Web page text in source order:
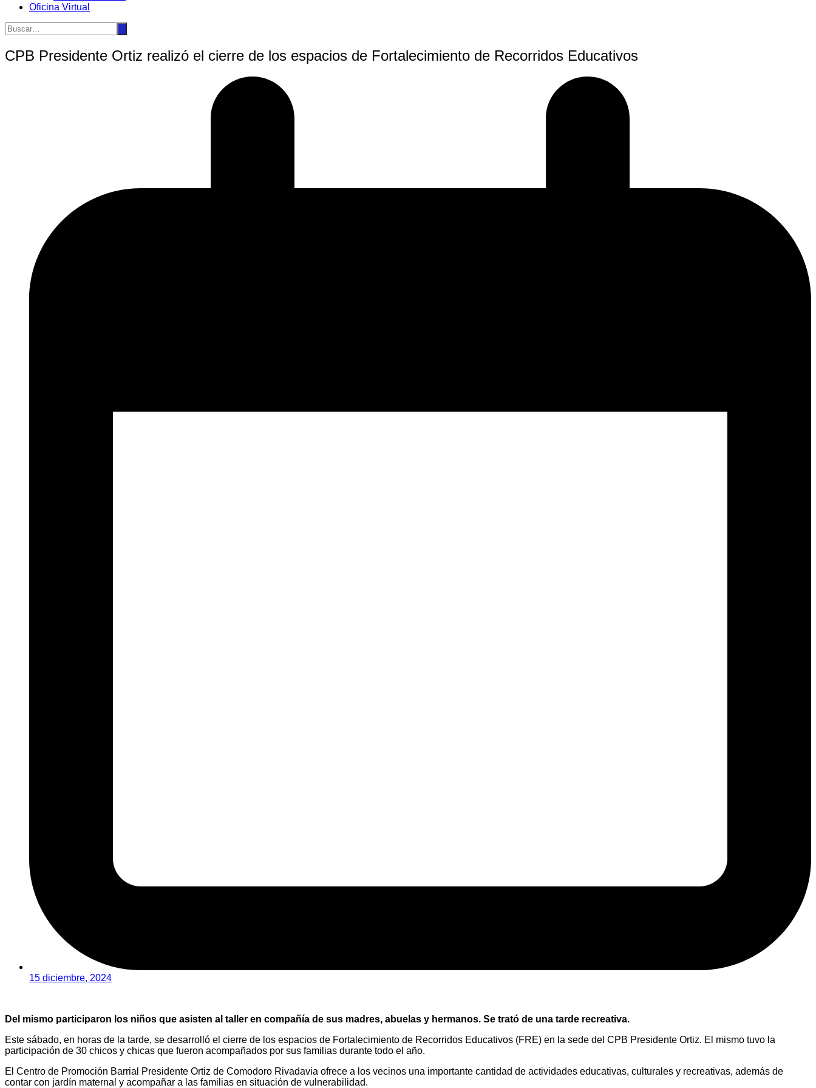
Oficina Virtual
CPB Presidente Ortiz realizó el cierre de los espacios de Fortalecimiento de Recorridos Educativos
15 diciembre, 2024
Del mismo participaron los niños que asisten al taller en compañía de sus madres, abuelas y hermanos. Se trató de una tarde recreativa.
Este sábado, en horas de la tarde, se desarrolló el cierre de los espacios de Fortalecimiento de Recorridos Educativos (FRE) en la sede del CPB Presidente Ortiz. El mismo tuvo la
participación de 30 chicos y chicas que fueron acompañados por sus familias durante todo el año.
El Centro de Promoción Barrial Presidente Ortiz de Comodoro Rivadavia ofrece a los vecinos una importante cantidad de actividades educativas, culturales y recreativas, además de
contar con jardín maternal y acompañar a las familias en situación de vulnerabilidad.